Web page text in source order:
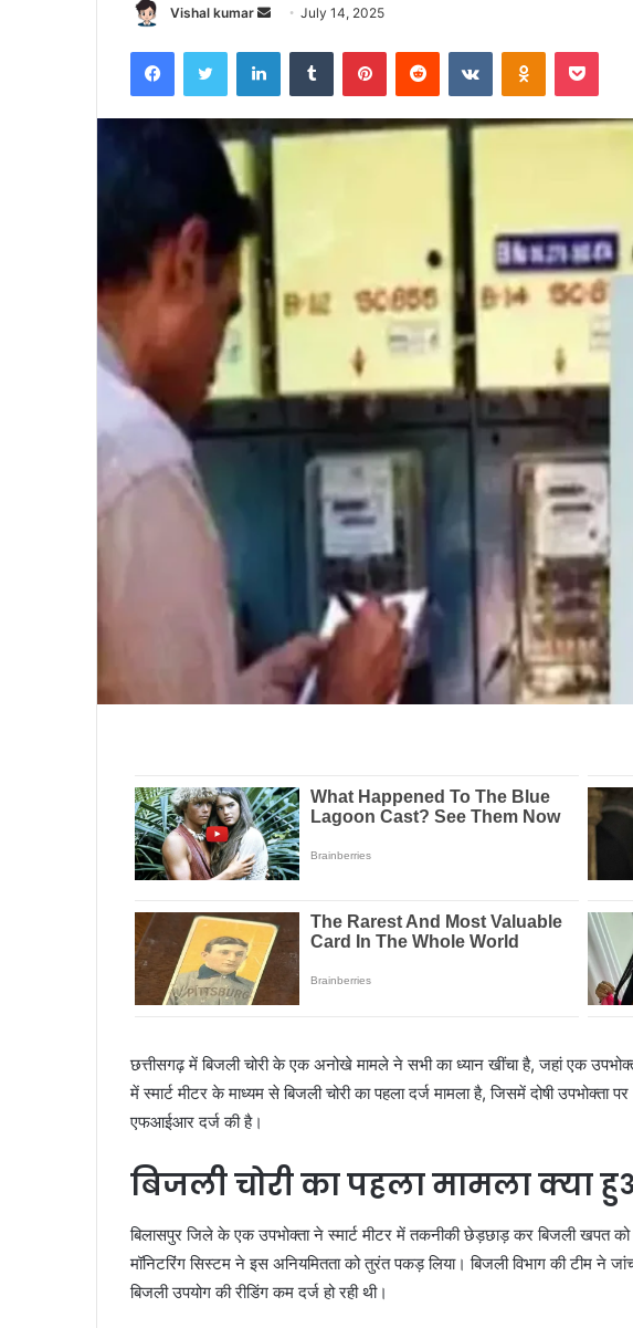
Vishal kumar
SendJuly 14, 2025
FacebookTwitter LinkedInTumblr PinterestReddit VKontakteOdnoklassniki
छत्तीसगढ़ में बिजली चोरी के एक अनोखे मामले ने सभी का ध्यान खींचा है, जहां एक
में स्मार्ट मीटर के माध्यम से बिजली चोरी का पहला दर्ज मामला है, जिसमें दोषी
एफआईआर दर्ज की है।
बिजली चोरी का पहला मामला क्या
बिलासपुर जिले के एक उपभोक्ता ने स्मार्ट मीटर में तकनीकी छेड़छाड़ कर बिजली खपत
मॉनिटरिंग सिस्टम ने इस अनियमितता को तुरंत पकड़ लिया। बिजली विभाग की टीम ने
बिजली उपयोग की रीडिंग कम दर्ज हो रही थी।